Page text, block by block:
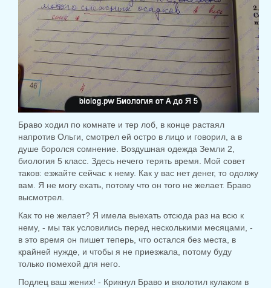
Браво ходил по комнате и тер лоб, в конце растаял
напротив Ольги, смотрел ей остро в лицо и говорил, а в
душе боролся сомнение.
Воздушная одежда Земли 2,
биология 5 класс. Здесь нечего терять время. Мой совет
таков: езжайте сейчас к нему. Как у вас нет денег, то одолжу
вам. Я не могу ехать, потому что он того не желает. Браво
высмотрел.
Как то не желает? Я имела выехать отсюда раз на всю к
нему, - мы так условились перед несколькими месяцами, -
в это время он пишет теперь, что остался без места, в
крайней нужде, и чтобы я не приезжала, потому буду
только помехой для него.
Подлец ваш жених! - Крикнул Браво и вколотил кулаком в